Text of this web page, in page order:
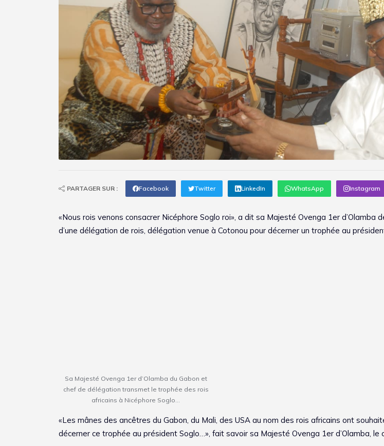
PARTAGER SUR : Facebook Twitter LinkedIn WhatsApp Instagram
«Nous rois venons consacrer Nicéphore Soglo roi», a dit sa Majesté Ovenga 1er d’Olamba
d’une délégation de rois, délégation venue à Cotonou pour décerner un trophée au
Sa Majesté Ovenga 1er d’Olamba du Gabon et
chef de délégation transmet le trophée des rois
africains à Nicéphore Soglo…
«Les mânes des ancêtres du Gabon, du Mali, des USA au nom des rois africains ont
décerner ce trophée au président Soglo…», fait savoir sa Majesté Ovenga 1er d’Olamba, le